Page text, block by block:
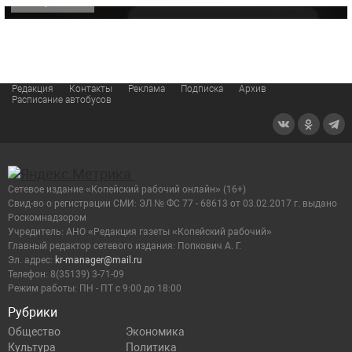
Редакция Контакты Реклама Подписка
Архив
Расписание автобусов
Рубрики
Общество
Экономика
Культура
Политика
Сетевое издание «Копейский рабочий онлайн» (16+)
Cвид-во о регистрации СМИ: ЭЛ № ФС 77 - 68613 от 03.02.2017 г. выдано
Роскомнадзором
Учредитель: АНО «Редакция газеты «Копейский рабочий»
Главный редактор сетевого издания: Попкович А. Г.
Эл. адрес: kr-manager@mail.ru
Телефон: 8(35139) 3-71-09
Режим работы: ПН - ПТ с 9:00 до 18:00